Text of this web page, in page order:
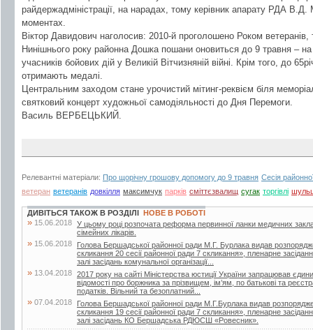
райдержадміністрації, на нарадах, тому керівник апарату РДА
моментах.
Віктор Давидович наголосив: 2010-й проголошено Роком
Нинішнього року районна Дошка пошани оновиться до 9 травня – на
учасників бойових дій у Великій Вітчизняній війні. Крім того, до
отримають медалі.
Центральним заходом стане урочистий мітинг-реквієм біля
святковий концерт художньої самодіяльності до Дня Перемоги.
Василь ВЕРБЕЦЬКИЙ.
Релевантні матеріали: Про щорічну грошову допомогу до 9 травня Сесія
ветеран ветеранів довкілля максимчук парків сміттєзвалищ сугак торгівлі
ДИВІТЬСЯ ТАКОЖ В РОЗДІЛІ НОВЕ В РОБОТІ
» 15.06.2018 У цьому році розпочата реформа первинної ланки медичних
сімейних лікарів.
» 15.06.2018
Голова Бершадської районної ради М.Г. Бурлака видав
скликання 20 сесії районної ради 7 скликання», пленарне
залі засідань комунальної організації...
» 13.04.2018 2017 року на сайті Міністерства юстиції України запрацював
відомості про боржника за прізвищем, ім’ям, по батькові та
податків. Вільний та безоплатний...
» 07.04.2018
Голова Бершадської районної ради М.Г.Бурлака видав
скликання 19 сесії районної ради 7 скликання», пленарне
залі засідань КО Бершадська РДЮСШ «Ровесник».